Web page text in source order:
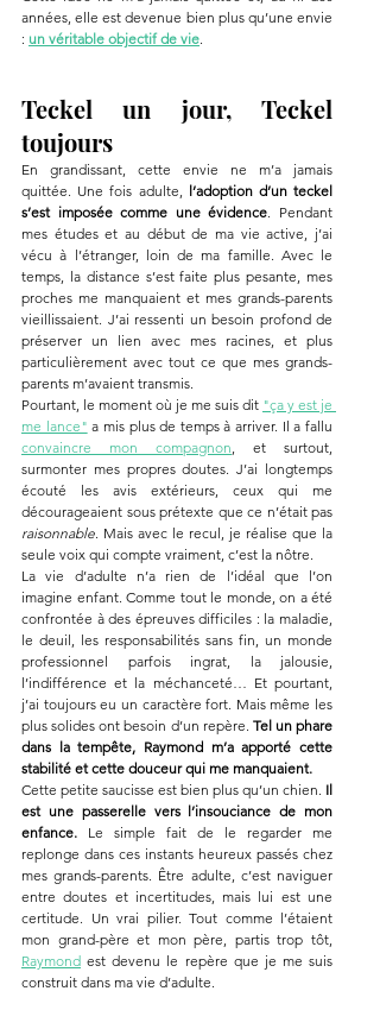
années, elle est devenue bien plus qu’une envie
: un véritable objectif de vie.
Teckel un jour, Teckel
toujours
En grandissant, cette envie ne m’a jamais
quittée. Une fois adulte, l’adoption d’un teckel
s’est imposée comme une évidence. Pendant
mes études et au début de ma vie active, j’ai
vécu à l’étranger, loin de ma famille. Avec le
temps, la distance s’est faite plus pesante, mes
proches me manquaient et mes grands-parents
vieillissaient. J’ai ressenti un besoin profond de
préserver un lien avec mes racines, et plus
particulièrement avec tout ce que mes grands-
parents m’avaient transmis.
Pourtant, le moment où je me suis dit "ça y est je
me lance"
convaincre mon compagnon, et surtout,
surmonter mes propres doutes. J’ai longtemps
écouté les avis extérieurs, ceux qui me
raisonnable. Mais avec le recul, je réalise que la
seule voix qui compte vraiment, c’est la nôtre.
La vie d’adulte n’a rien de l’idéal que l’on
imagine enfant. Comme tout le monde, on a été
confrontée à des épreuves difficiles : la maladie,
le deuil, les responsabilités sans fin, un monde
professionnel parfois ingrat, la jalousie,
l’indifférence et la méchanceté… Et pourtant,
j’ai toujours eu un caractère fort. Mais même les
plus solides ont besoin d’un repère. Tel un phare
dans la tempête, Raymond m’a apporté cette
stabilité et cette douceur qui me manquaient.
Cette petite saucisse est bien plus qu’un chien. Il
est une passerelle vers l’insouciance de mon
enfance. Le simple fait de le regarder me
replonge dans ces instants heureux passés chez
mes grands-parents. Être adulte, c’est naviguer
entre doutes et incertitudes, mais lui est une
certitude. Un vrai pilier. Tout comme l’étaient
Raymond est devenu le repère que je me suis
construit dans ma vie d’adulte.